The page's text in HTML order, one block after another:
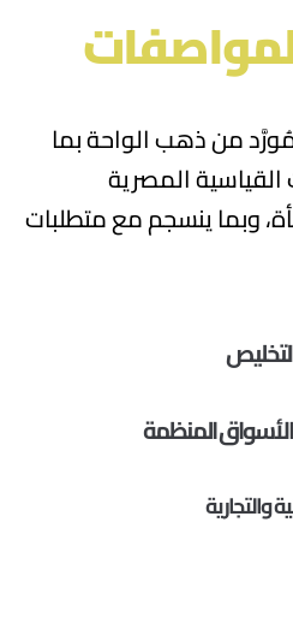
منذهب الواحةبما
المصرية
، وبما ينسجم مع متطلبات
المنظمة
والتجارية